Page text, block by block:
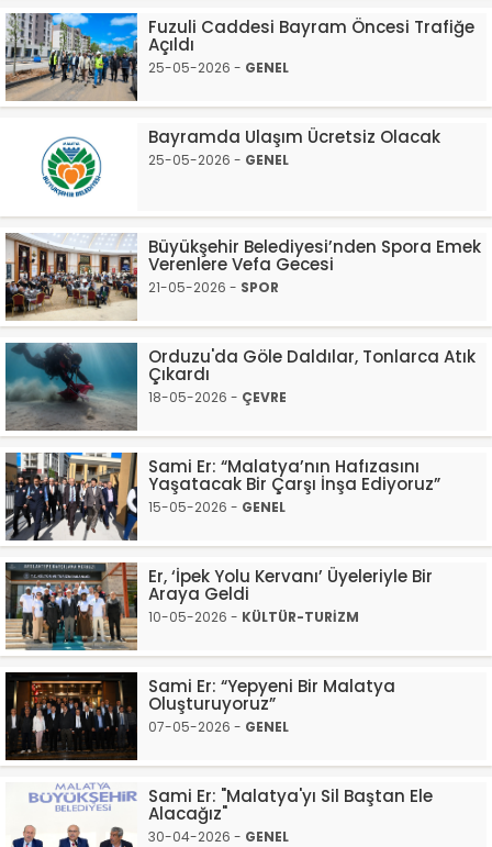
Fuzuli Caddesi Bayram Öncesi Trafiğe
Açıldı
25-05-2026 - GENEL
Bayramda Ulaşım Ücretsiz Olacak
25-05-2026 - GENEL
Büyükşehir Belediyesi’nden Spora Emek
Verenlere Vefa Gecesi
21-05-2026 - SPOR
Orduzu'da Göle Daldılar, Tonlarca Atık
Çıkardı
18-05-2026 - ÇEVRE
Sami Er: “Malatya’nın Hafızasını
Yaşatacak Bir Çarşı İnşa Ediyoruz”
15-05-2026 - GENEL
Er, ‘İpek Yolu Kervanı’ Üyeleriyle Bir
Araya Geldi
10-05-2026 - KÜLTÜR-TURİZM
Sami Er: “Yepyeni Bir Malatya
Oluşturuyoruz”
07-05-2026 - GENEL
Sami Er: "Malatya'yı Sil Baştan Ele
Alacağız"
30-04-2026 - GENEL